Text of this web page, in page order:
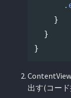
.
}
}
}
出す(コー